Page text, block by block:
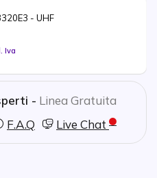
- UHF
Iva
- Linea Gratuita
F.A.Q Live Chat